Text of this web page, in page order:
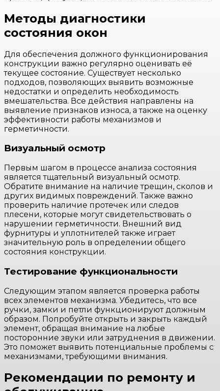
Методы диагностики
состояния окон
Для обеспечения должного функционирования
конструкции важно регулярно оценивать её
текущее состояние. Существует несколько
подходов, позволяющих выявить возможные
недостатки и определить необходимость
вмешательства. Все действия направлены на
выявление признаков износа, а также на оценку
эффективности работы механизмов и
герметичности.
Визуальный осмотр
Первым шагом в процессе анализа состояния
является тщательный визуальный осмотр.
Обратите внимание на наличие трещин, сколов и
других видимых повреждений. Также важно
проверить наличие протечек или следов
плесени, которые могут свидетельствовать о
нарушении герметичности. Внешний вид
фурнитуры и уплотнителей также играет
значительную роль в определении общего
состояния конструкции.
Тестирование функциональности
Следующим этапом является проверка работы
всех элементов механизма. Убедитесь, что все
ручки, замки и петли функционируют должным
образом. Попробуйте открыть и закрыть каждый
элемент, обращая внимание на любые
посторонние звуки или затруднения в движении.
Это поможет выявить потенциальные проблемы с
механизмами, требующими внимания.
Рекомендации по ремонту и